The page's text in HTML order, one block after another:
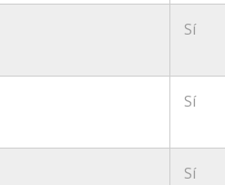
Sí
Sí
Sí